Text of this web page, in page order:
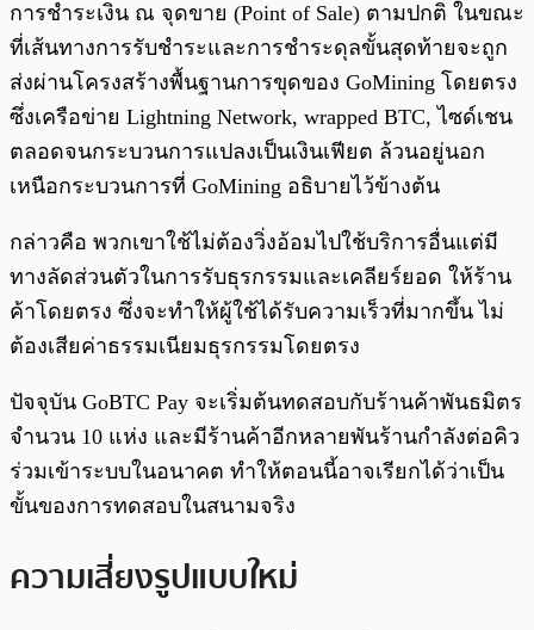
การชำระเงิน ณ จุดขาย (Point of Sale) ตามปกติ ในขณะ
ที่เส้นทางการรับชำระและการชำระดุลขั้นสุดท้ายจะถูก
ส่งผ่านโครงสร้างพื้นฐานการขุดของ GoMining โดยตรง
ซึ่งเครือข่าย Lightning Network, wrapped BTC, ไซด์เชน
ตลอดจนกระบวนการแปลงเป็นเงินเฟียต ล้วนอยู่นอก
เหนือกระบวนการที่ GoMining อธิบายไว้ข้างต้น
กล่าวคือ พวกเขาใช้ไม่ต้องวิ่งอ้อมไปใช้บริการอื่นแต่มี
ทางลัดส่วนตัวในการรับธุรกรรมและเคลียร์ยอด ให้ร้าน
ค้าโดยตรง ซึ่งจะทำให้ผู้ใช้ได้รับความเร็วที่มากขึ้น ไม่
ต้องเสียค่าธรรมเนียมธุรกรรมโดยตรง
ปัจจุบัน GoBTC Pay จะเริ่มต้นทดสอบกับร้านค้าพันธมิตร
จำนวน 10 แห่ง และมีร้านค้าอีกหลายพันร้านกำลังต่อคิว
ร่วมเข้าระบบในอนาคต ทำให้ตอนนี้อาจเรียกได้ว่าเป็น
ขั้นของการทดสอบในสนามจริง
ความเสี่ยงรูปแบบใหม่